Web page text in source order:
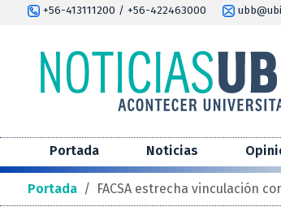
+56-413111200 / +56-422463000
Portada Noticias
Portada / FACSA estrecha vinculación